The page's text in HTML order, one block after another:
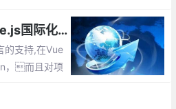
世界上最好的语言
vue.js实现多语言_vue.js国际化 vue-i18n插件的使用
的支持,在Vue
，而且对项
换项目中原